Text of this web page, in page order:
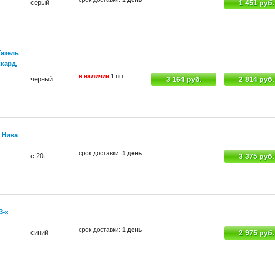
серый 1 451 руб.
черный в наличии 1 шт. 3 164 руб. 2 814 руб.
Нива
с 20г срок доставки: 1 день 3 375 руб.
х
синий срок доставки: 1 день 2 975 руб.